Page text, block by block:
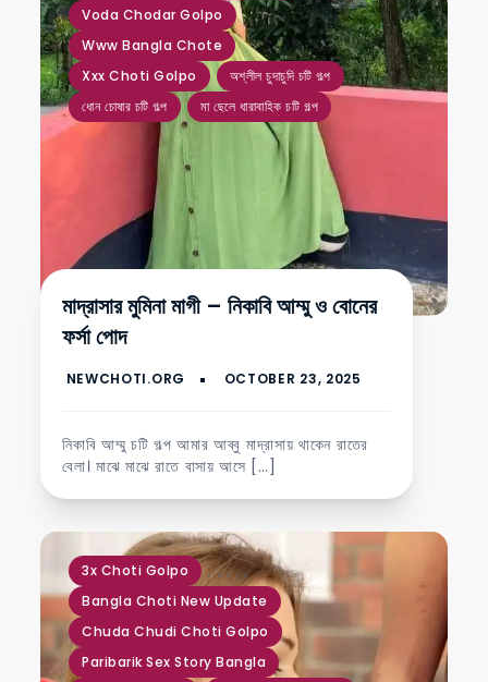
Voda Chodar Golpo
Www Bangla Chote
Xxx Choti Golpo অশ্লীল চুদাচুদি চটি গল্প
ধোন চোষার চটি গল্প মা ছেলে ধারাবাহিক চটি গল্প
মাদ্রাসার মুমিনা মাগী – নিকাবি আম্মু ও বোনের
ফর্সা পোদ
নিকাবি আম্মু চটি গল্প আমার আব্বু মাদ্রাসায় থাকেন রাতের
বেলা। মাঝে মাঝে রাতে বাসায় আসে […]
3x Choti Golpo ,
Bangla Choti New Update
,
Chuda Chudi Choti Golpo
,
Paribarik Sex Story Bangla
,,